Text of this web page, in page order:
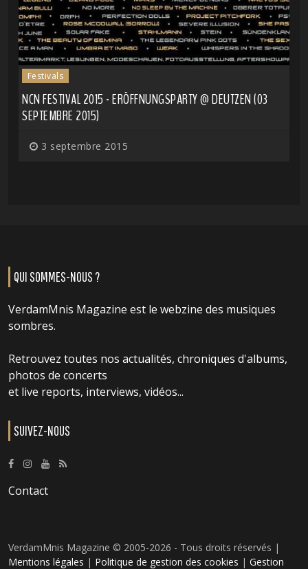
Festivals
NCN FESTIVAL 2015 - ERÖFFNUNGSPARTY @ DEUTZEN (03
SEPTEMBRE 2015)
3 septembre 2015
QUI SOMMES-NOUS ?
VerdamMnis Magazine est le webzine des musiques
sombres.
Retrouvez toutes nos actualités, chroniques d'albums,
photos de concerts
et live reports, interviews, vidéos...
SUIVEZ-NOUS
Contact
VerdamMnis Magazine © 2005-2026 - Tous droits réservés |
Mentions légales | Politique de gestion des cookies | Gestion